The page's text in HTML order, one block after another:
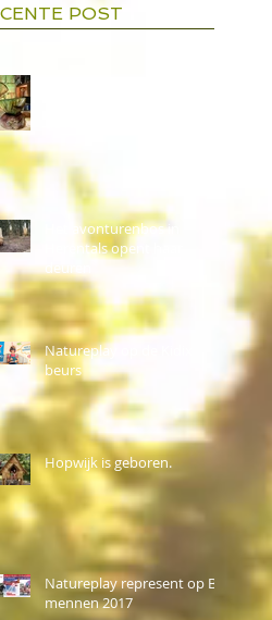
POST
Het avonturenbos in
Herentals opent haar
deuren
Natureplay op de Kidix
beurs
Hopwijk is geboren.
Natureplay represent op BK
mennen 2017